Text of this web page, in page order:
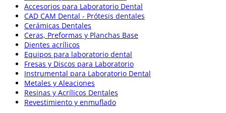
Accesorios para Laboratorio Dental
CAD CAM Dental - Prótesis dentales
Cerámicas Dentales
Ceras, Preformas y Planchas Base
Dientes acrílicos
Equipos para laboratorio dental
Fresas y Discos para Laboratorio
Instrumental para Laboratorio Dental
Metales y Aleaciones
Resinas y Acrílicos Dentales
Revestimiento y enmuflado